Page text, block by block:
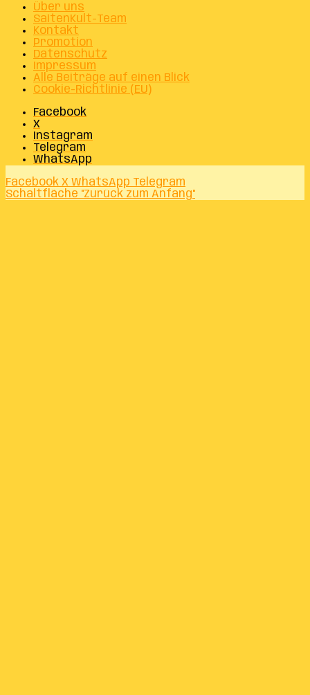
Über uns
SaitenKult-Team
Kontakt
Promotion
Datenschutz
Impressum
Alle Beiträge auf einen Blick
Cookie-Richtlinie (EU)
Facebook
X
Instagram
Telegram
WhatsApp
Facebook X WhatsApp Telegram
Schaltfläche "Zurück zum Anfang"